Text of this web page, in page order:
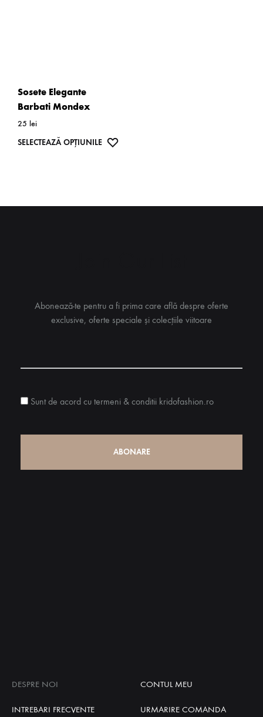
Sosete Elegante
Barbati Mondex
25 lei
SELECTEAZĂ OPȚIUNILE
Abonează-te pentru a fi prima care află despre oferte
exclusive, oferte speciale și colecțiile viitoare
Sunt de acord cu termeni & conditii kridofashion.ro
DESPRE NOI
INTREBARI FRECVENTE
CONTUL MEU
URMARIRE COMANDA